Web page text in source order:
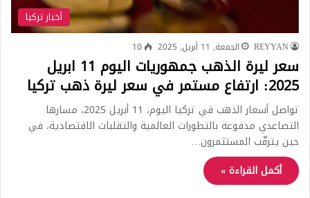
أخبار تركيا
REYYAN الجمعة, 11 أبريل, 2025 10
سعر ليرة الذهب جمهوريات اليوم 11 ابريل
2025: ارتفاع مستمر في سعر ليرة ذهب تركيا
تواصل أسعار الذهب في تركيا اليوم، 11 أبريل 2025، مسارها
التصاعدي مدفوعة بالتطورات العالمية والتقلبات الاقتصادية، في
حين يترقّب المستثمرون…
أكمل القراءة »